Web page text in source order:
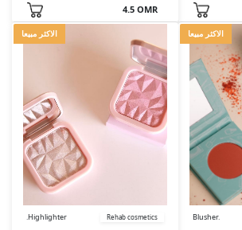
4.5 OMR
الاكثر مبيعا
Blusher.
الاكثر مبيعا
Rehab cosmetics
.Highlighter